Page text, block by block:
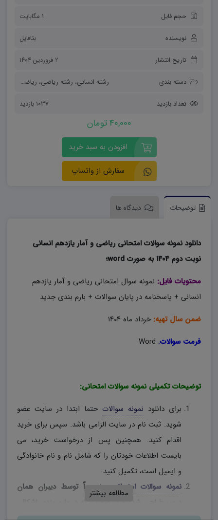
حجم فایل 1 مگابایت
نویسنده بتافایل
تاریخ انتشار ۲ فروردین ۱۴۰۴
دسته بندی رشته انسانی، رشته ریاضی، ریاضی و آمار
تعداد بازدید 1037 بازدید
40,000 تومان
افزودن به سبد خرید
سفارش از واتساپ
توضیحات دیدگاه ها
دانلود نمونه سوالات امتحانی ریاضی و آمار یازدهم انسانی
نوبت دوم ۱۴۰۴ به صورت word؛
محتویات فایل: نمونه سوال امتحانی ریاضی و آمار یازدهم
انسانی + پاسخنامه در پایان سوالات + بارم بندی جدید
ضمن سال تهیه: خرداد ماه ۱۴۰۴
فرمت سوالات:
توضیحات تکمیلی نمونه سوالات امتحانی:
برای دانلود نمونه سوالات حتما ابتدا در سایت عضو
شوید. ثبت نام در سایت الزامی باشد. سپس برای خرید
اقدام کنید. همچنین پس از درخواست خرید، می
بایست اطلاعات خودتان را که شامل نام و نام خانوادگی
و ایمیل است، تکمیل کنید.
نمونه سوالات امتحانی
، منحصراً توسط دیبران همان
مطالعه بیشتر